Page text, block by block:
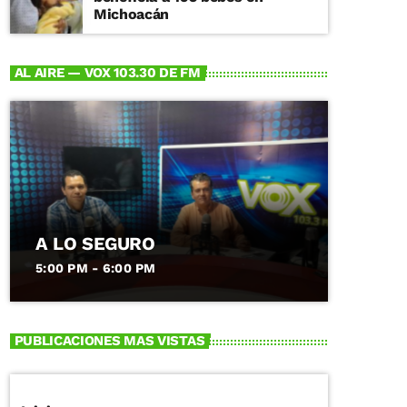
Michoacán
AL AIRE — VOX 103.30 DE FM
A LO SEGURO
5:00 PM - 6:00 PM
PUBLICACIONES MAS VISTAS